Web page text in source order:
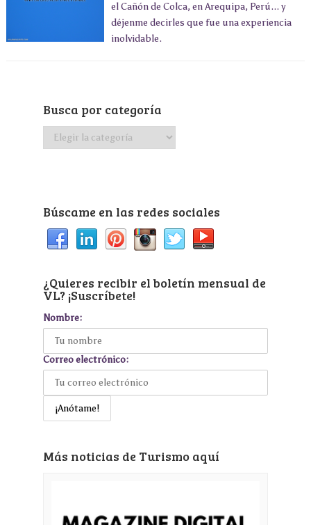
el Cañón de Colca, en Arequipa, Perú... y
déjenme decirles que fue una experiencia
inolvidable.
Busca por categoría
Busca
Búscame en las redes sociales
¿Quieres recibir el boletín mensual de
VL? ¡Suscríbete!
Nombre:
Correo electrónico:
Más noticias de Turismo aquí